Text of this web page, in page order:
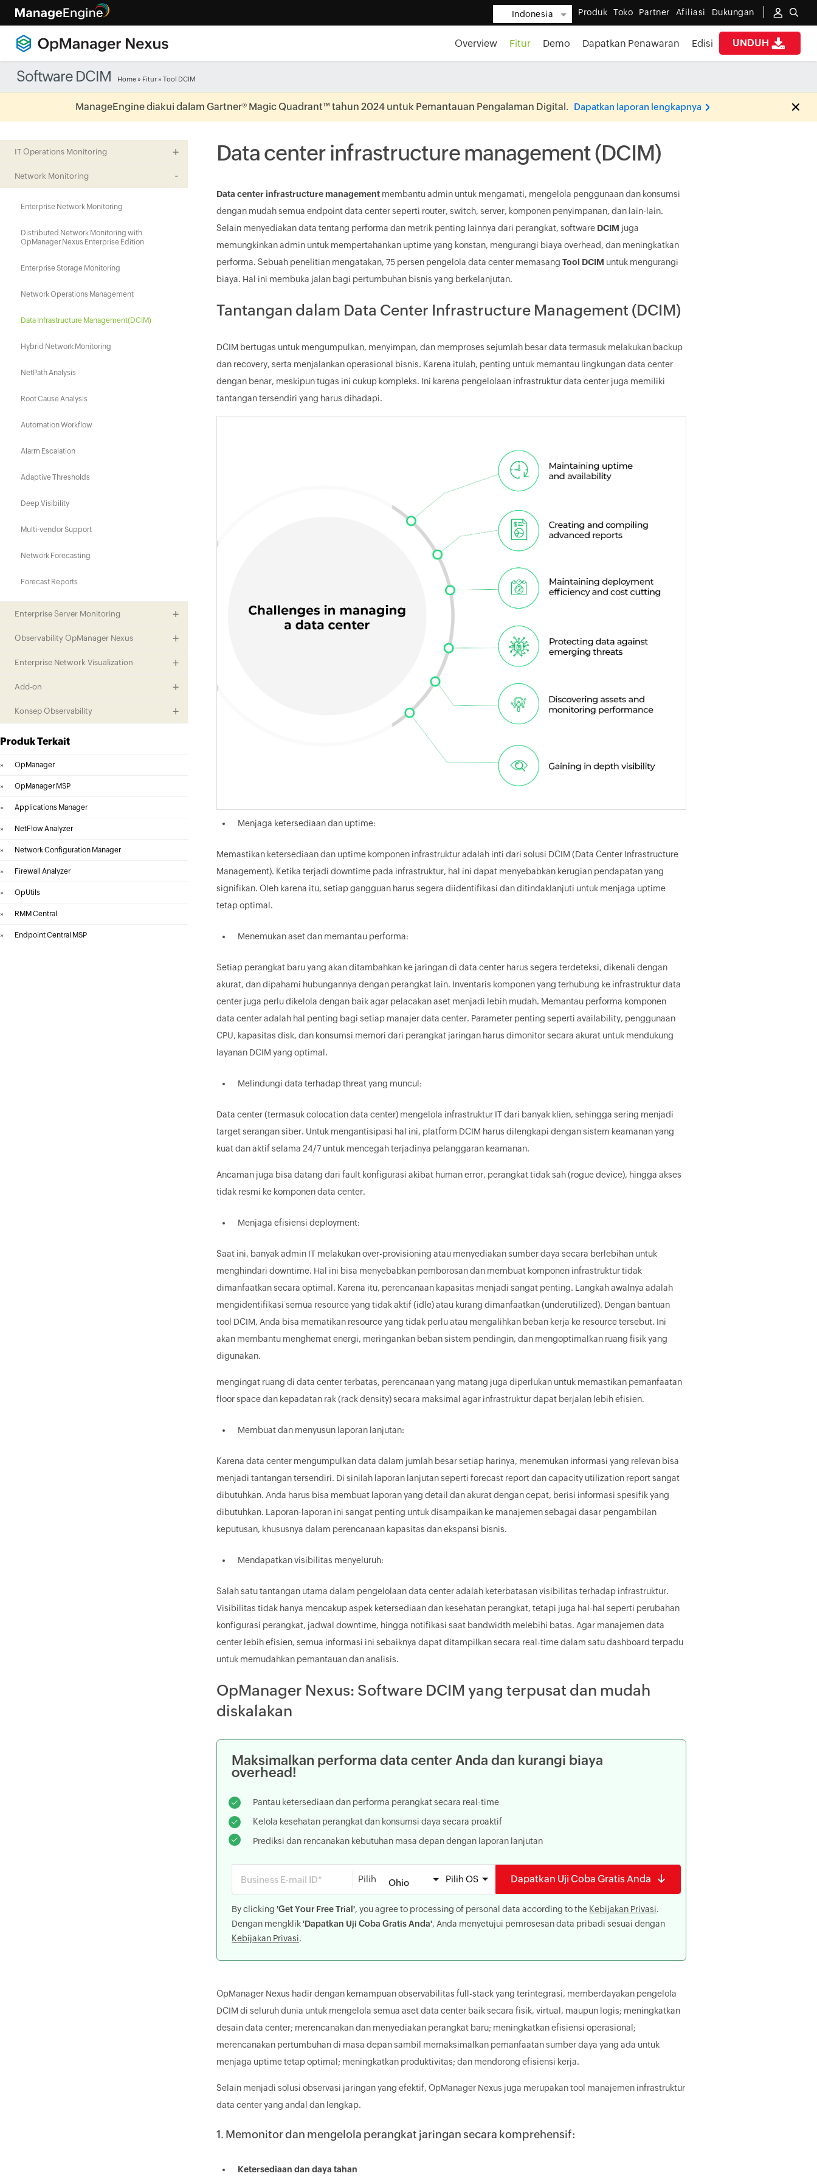
Indonesia Produk Toko Partner Afiliasi Dukungan
UNDUH
Overview Fitur Demo Dapatkan Penawaran Edisi
Software DCIM Home» Fitur» Tool DCIM
ManageEngine diakui dalam Gartner® Magic Quadrant™ tahun 2024 untuk Pemantauan Pengalaman Digital. Dapatkan laporan lengkapnya
IT Operations Monitoring
Network Monitoring
Enterprise Network Monitoring
Distributed Network Monitoring with
OpManager Nexus Enterprise Edition
Enterprise Storage Monitoring
Network Operations Management
Data Infrastructure Management(DCIM)
Hybrid Network Monitoring
NetPath Analysis
Root Cause Analysis
Automation Workflow
Alarm Escalation
Adaptive Thresholds
Deep Visibility
Multi-vendor Support
Network Forecasting
Forecast Reports
Enterprise Server Monitoring
Observability OpManager Nexus
Enterprise Network Visualization
Add-on
Konsep Observability
Produk Terkait
» OpManager
» OpManager MSP
» Applications Manager
» NetFlow Analyzer
» Network Configuration Manager
» Firewall Analyzer
» OpUtils
» RMM Central
» Endpoint Central MSP
Data center infrastructure management (DCIM)
Data center infrastructure management membantu admin untuk mengamati, mengelola penggunaan dan konsumsi
dengan mudah semua endpoint data center seperti router, switch, server, komponen penyimpanan, dan lain-lain.
Selain menyediakan data tentang performa dan metrik penting lainnya dari perangkat, software DCIM juga
memungkinkan admin untuk mempertahankan uptime yang konstan, mengurangi biaya overhead, dan meningkatkan
performa. Sebuah penelitian mengatakan, 75 persen pengelola data center memasangTool DCIM untuk mengurangi
biaya. Hal ini membuka jalan bagi pertumbuhan bisnis yang berkelanjutan.
Tantangan dalam Data Center Infrastructure Management (DCIM)
DCIM bertugas untuk mengumpulkan, menyimpan, dan memproses sejumlah besar data termasuk melakukan backup
dan recovery, serta menjalankan operasional bisnis. Karena itulah, penting untuk memantau lingkungan data center
dengan benar, meskipun tugas ini cukup kompleks. Ini karena pengelolaan infrastruktur data center juga memiliki
tantangan tersendiri yang harus dihadapi.
Menjaga ketersediaan dan uptime:
Memastikan ketersediaan dan uptime komponen infrastruktur adalah inti dari solusi DCIM (Data Center Infrastructure
Management). Ketika terjadi downtime pada infrastruktur, hal ini dapat menyebabkan kerugian pendapatan yang
signifikan. Oleh karena itu, setiap gangguan harus segera diidentifikasi dan ditindaklanjuti untuk menjaga uptime
tetap optimal.
Menemukan aset dan memantau performa:
Setiap perangkat baru yang akan ditambahkan ke jaringan di data center harus segera terdeteksi, dikenali dengan
akurat, dan dipahami hubungannya dengan perangkat lain. Inventaris komponen yang terhubung ke infrastruktur data
center juga perlu dikelola dengan baik agar pelacakan aset menjadi lebih mudah. Memantau performa komponen
data center adalah hal penting bagi setiap manajer data center. Parameter penting seperti availability, penggunaan
CPU, kapasitas disk, dan konsumsi memori dari perangkat jaringan harus dimonitor secara akurat untuk mendukung
layanan DCIM yang optimal.
Melindungi data terhadap threat yang muncul:
Data center (termasuk colocation data center) mengelola infrastruktur IT dari banyak klien, sehingga sering menjadi
target serangan siber. Untuk mengantisipasi hal ini, platform DCIM harus dilengkapi dengan sistem keamanan yang
kuat dan aktif selama 24/7 untuk mencegah terjadinya pelanggaran keamanan.
Ancaman juga bisa datang dari fault konfigurasi akibat human error, perangkat tidak sah (rogue device), hingga akses
tidak resmi ke komponen data center.
Menjaga efisiensi deployment:
Saat ini, banyak admin IT melakukan over-provisioning atau menyediakan sumber daya secara berlebihan untuk
menghindari downtime. Hal ini bisa menyebabkan pemborosan dan membuat komponen infrastruktur tidak
dimanfaatkan secara optimal. Karena itu, perencanaan kapasitas menjadi sangat penting. Langkah awalnya adalah
mengidentifikasi semua resource yang tidak aktif (idle) atau kurang dimanfaatkan (underutilized). Dengan bantuan
tool DCIM, Anda bisa mematikan resource yang tidak perlu atau mengalihkan beban kerja ke resource tersebut. Ini
akan membantu menghemat energi, meringankan beban sistem pendingin, dan mengoptimalkan ruang fisik yang
digunakan.
mengingat ruang di data center terbatas, perencanaan yang matang juga diperlukan untuk memastikan pemanfaatan
floor space dan kepadatan rak (rack density) secara maksimal agar infrastruktur dapat berjalan lebih efisien.
Membuat dan menyusun laporan lanjutan:
Karena data center mengumpulkan data dalam jumlah besar setiap harinya, menemukan informasi yang relevan bisa
menjadi tantangan tersendiri. Di sinilah laporan lanjutan seperti forecast report dan capacity utilization report sangat
dibutuhkan. Anda harus bisa membuat laporan yang detail dan akurat dengan cepat, berisi informasi spesifik yang
dibutuhkan. Laporan-laporan ini sangat penting untuk disampaikan ke manajemen sebagai dasar pengambilan
keputusan, khususnya dalam perencanaan kapasitas dan ekspansi bisnis.
Mendapatkan visibilitas menyeluruh:
Salah satu tantangan utama dalam pengelolaan data center adalah keterbatasan visibilitas terhadap infrastruktur.
Visibilitas tidak hanya mencakup aspek ketersediaan dan kesehatan perangkat, tetapi juga hal-hal seperti perubahan
konfigurasi perangkat, jadwal downtime, hingga notifikasi saat bandwidth melebihi batas. Agar manajemen data
center lebih efisien, semua informasi ini sebaiknya dapat ditampilkan secara real-time dalam satu dashboard terpadu
untuk memudahkan pemantauan dan analisis.
OpManager Nexus: Software DCIM yang terpusat dan mudah
diskalakan
Maksimalkan performa data center Anda dan kurangi biaya
overhead!
Pantau ketersediaan dan performa perangkat secara real-time
Kelola kesehatan perangkat dan konsumsi daya secara proaktif
Prediksi dan rencanakan kebutuhan masa depan dengan laporan lanjutan
Pilih Pilih OS Dapatkan Uji Coba Gratis Anda
By clicking'Get Your Free Trial', you agree to processing of personal data according to the Kebijakan Privasi.
Dengan mengklik'Dapatkan Uji Coba Gratis Anda', Anda menyetujui pemrosesan data pribadi sesuai dengan
Kebijakan Privasi.
OpManager Nexus hadir dengan kemampuan observabilitas full-stack yang terintegrasi, memberdayakan pengelola
DCIM di seluruh dunia untuk mengelola semua aset data center baik secara fisik, virtual, maupun logis; meningkatkan
desain data center; merencanakan dan menyediakan perangkat baru; meningkatkan efisiensi operasional;
merencanakan pertumbuhan di masa depan sambil memaksimalkan pemanfaatan sumber daya yang ada untuk
menjaga uptime tetap optimal; meningkatkan produktivitas; dan mendorong efisiensi kerja.
Selain menjadi solusi observasi jaringan yang efektif, OpManager Nexus juga merupakan tool manajemen infrastruktur
data center yang andal dan lengkap.
1. Memonitor dan mengelola perangkat jaringan secara komprehensif:
Ketersediaan dan daya tahan